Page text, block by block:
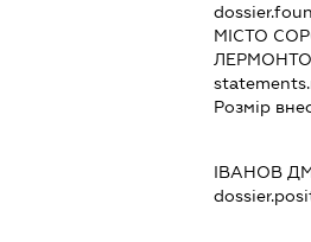
МІСТО
Розмір
ІВАНОВ